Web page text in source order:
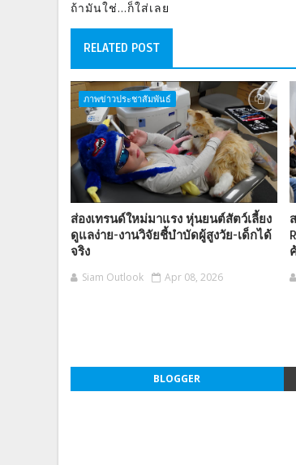
ถ้ามันใช่...ก็ใส่เลย
RELATED POST
ภาพข่าวประชาสัมพันธ์
ส่องเทรนด์ใหม่มาแรง หุ่นยนต์สัตว์เลี้ยง
ดูแลง่าย-งานวิจัยชี้บำบัดผู้สูงวัย-เด็กได้
จริง
Siam Outlook Apr 08, 2026
BLOGGER